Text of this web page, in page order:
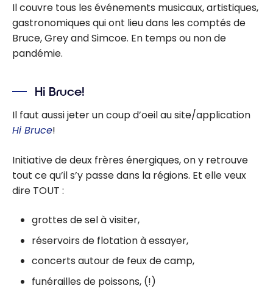
Il couvre tous les événements musicaux, artistiques,
gastronomiques qui ont lieu dans les comptés de
Bruce, Grey and Simcoe. En temps ou non de
pandémie.
Hi Bruce!
Il faut aussi jeter un coup d’oeil au site/application
Hi Bruce!
Initiative de deux frères énergiques, on y retrouve
tout ce qu’il s’y passe dans la régions. Et elle veux
dire TOUT :
grottes de sel à visiter,
réservoirs de flotation à essayer,
concerts autour de feux de camp,
funérailles de poissons, (!)